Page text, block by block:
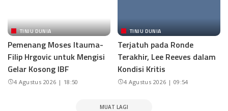
TINJU DUNIA
Pemenang Moses Itauma-
Filip Hrgovic untuk Mengisi
Gelar Kosong IBF
4 Agustus 2026 | 18:50
TINJU DUNIA
Terjatuh pada Ronde
Terakhir, Lee Reeves dalam
Kondisi Kritis
4 Agustus 2026 | 09:54
MUAT LAGI